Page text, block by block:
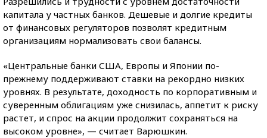
капитала у частных банков. Дешевые и долгие кредиты
от финансовых регуляторов позволят кредитным
организациям нормализовать свои балансы.
«Центральные банки США, Европы и Японии по-
прежнему поддерживают ставки на рекордно низких
уровнях. В результате, доходность по корпоративным и
суверенным облигациям уже снизилась, аппетит к риску
растет, и спрос на акции продолжит сохраняться на
высоком уровне», — считает Варюшкин.